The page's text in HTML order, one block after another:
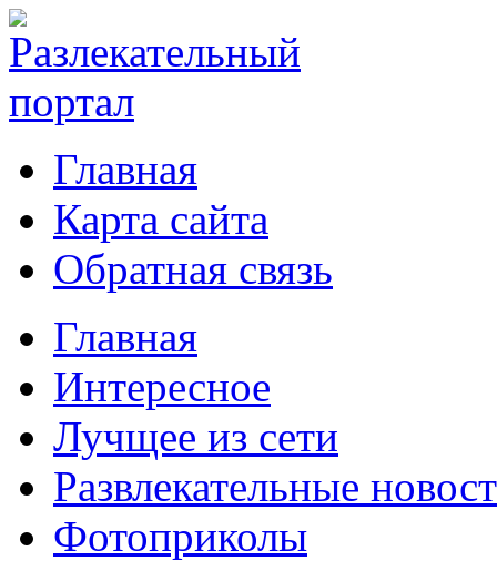
Главная
Карта сайта
Обратная связь
Главная
Интересное
Лучщее из сети
Развлекательные
Фотоприколы